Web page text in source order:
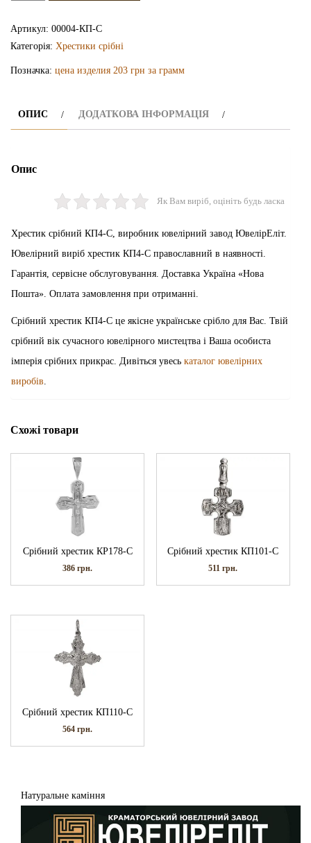
Артикул: 00004-КП-С
Категорія: Хрестики срібні
Позначка: цена изделия 203 грн за грамм
ОПИС ДОДАТКОВА ІНФОРМАЦІЯ
Опис
Як Вам виріб, оцініть будь ласка
Хрестик срібний КП4-С, виробник ювелірний завод ЮвелірЕліт.
Ювелірний виріб хрестик КП4-С православний в наявності.
Гарантія, сервісне обслуговування. Доставка Україна «Нова
Пошта». Оплата замовлення при отриманні.
Срібний хрестик КП4-С це якісне українське срібло для Вас. Твій
срібний вік сучасного ювелірного мистецтва і Ваша особиста
імперія срібних прикрас. Дивіться увесь каталог ювелірних
виробів
Схожі товари
Срібний хрестик КР178-С
386грн.
Срібний хрестик КП101-С
511грн.
Срібний хрестик КП110-С
564грн.
Натуральне каміння